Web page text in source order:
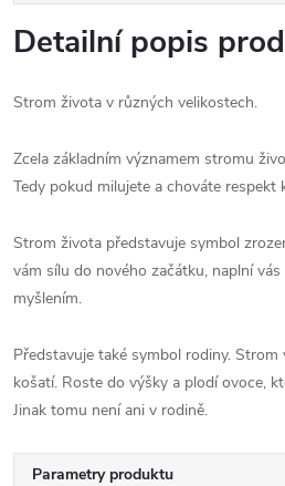
Detailní popis
Strom života v různých velikostech.
Zcela základním významem stromu
Tedy pokud milujete a chováte respekt
Strom života představuje symbol
vám sílu do nového začátku, naplní
myšlením.
Představuje také symbol rodiny. Strom
košatí. Roste do výšky a plodí ovoce,
Jinak tomu není ani v rodině.
Parametry produktu